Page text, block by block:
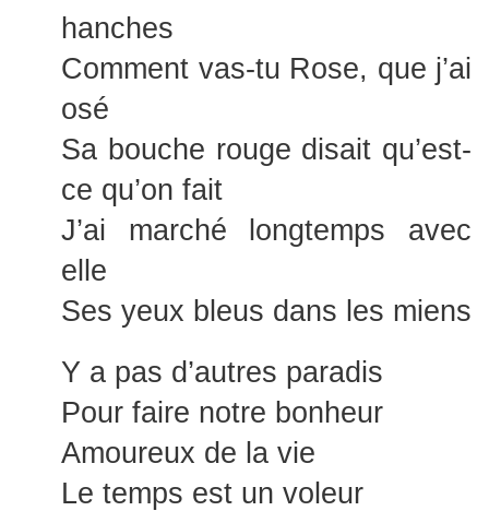
hanches
Comment vas-tu Rose, que j’ai
osé
Sa bouche rouge disait qu’est-
ce qu’on fait
J’ai marché longtemps avec
elle
Ses yeux bleus dans les miens
Y a pas d’autres paradis
Pour faire notre bonheur
Amoureux de la vie
Le temps est un voleur